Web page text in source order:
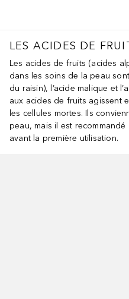
LES ACIDES DE
Les acides de fruits (acides
dans les soins de la peau
du raisin), l’acide malique et
aux acides de fruits agissent
les cellules mortes. Ils
peau, mais il est
avant la première utilisation.